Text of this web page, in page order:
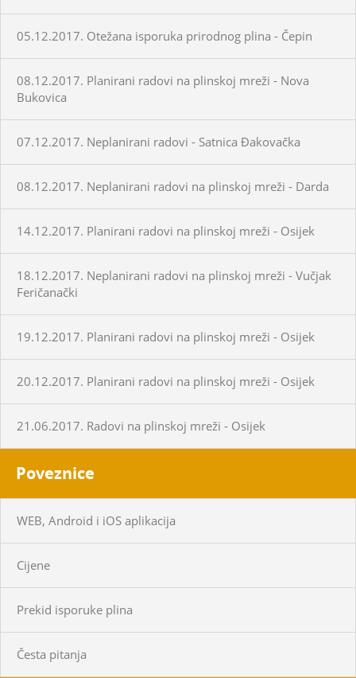
05.12.2017. Otežana isporuka prirodnog plina - Čepin
08.12.2017. Planirani radovi na plinskoj mreži - Nova
Bukovica
07.12.2017. Neplanirani radovi - Satnica Đakovačka
08.12.2017. Neplanirani radovi na plinskoj mreži - Darda
14.12.2017. Planirani radovi na plinskoj mreži - Osijek
18.12.2017. Neplanirani radovi na plinskoj mreži - Vučjak
Feričanački
19.12.2017. Planirani radovi na plinskoj mreži - Osijek
20.12.2017. Planirani radovi na plinskoj mreži - Osijek
21.06.2017. Radovi na plinskoj mreži - Osijek
Poveznice
WEB, Android i iOS aplikacija
Cijene
Prekid isporuke plina
Česta pitanja